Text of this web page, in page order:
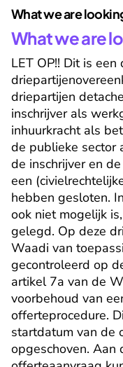
What we are
What we are
LET OP!! Dit is
driepartijen
inschrijver als
inhuurkracht als
de publieke sector
de inschrijver en
een
hebben gesloten.
ook niet mogelijk
gelegd. Op deze
Waadi van
gecontroleerd op
artikel 7a van de
voorbehoud van
offerteprocedure.
startdatum van de
opgeschoven. Aan